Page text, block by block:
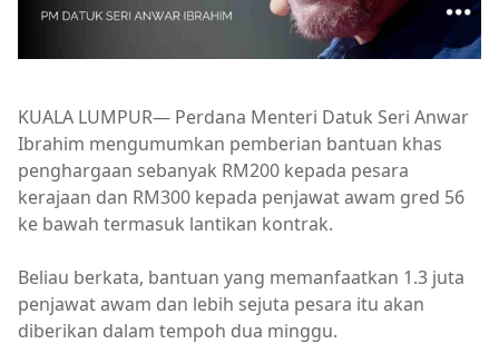
KUALA LUMPUR— Perdana Menteri Datuk Seri Anwar
Ibrahim mengumumkan pemberian bantuan khas
penghargaan sebanyak RM200 kepada pesara
kerajaan dan RM300 kepada penjawat awam gred 56
ke bawah termasuk lantikan kontrak.
Beliau berkata, bantuan yang memanfaatkan 1.3 juta
penjawat awam dan lebih sejuta pesara itu akan
diberikan dalam tempoh dua minggu.